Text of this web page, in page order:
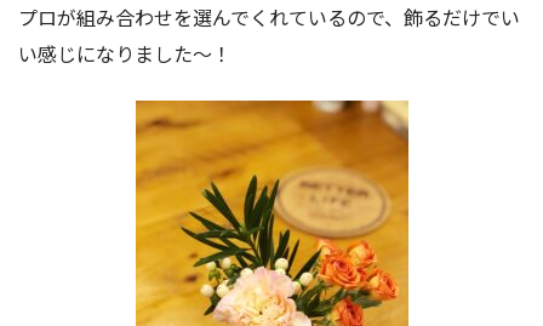
プロが組み合わせを選んでくれているので、飾るだけでい
い感じになりました〜！